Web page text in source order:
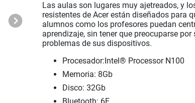
Las aulas son lugares muy ajetreados, y
resistentes de Acer están diseñados para
alumnos como los profesores puedan
aprendizaje, sin tener que preocuparse
problemas de sus dispositivos.
Procesador:Intel® Processor N100
Memoria: 8Gb
Disco: 32Gb